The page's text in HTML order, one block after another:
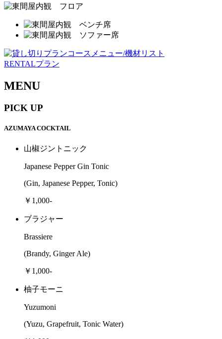
RENTALプラン
MENU
PICK UP
AZUMAYA COCKTAIL
山椒ジントニック
Japanese Pepper Gin Tonic
(Gin, Japanese Pepper, Tonic)
￥1,000-
ブラジャー
Brassiere
(Brandy, Ginger Ale)
￥1,000-
柚子モーニ
Yuzumoni
(Yuzu, Grapefruit, Tonic Water)